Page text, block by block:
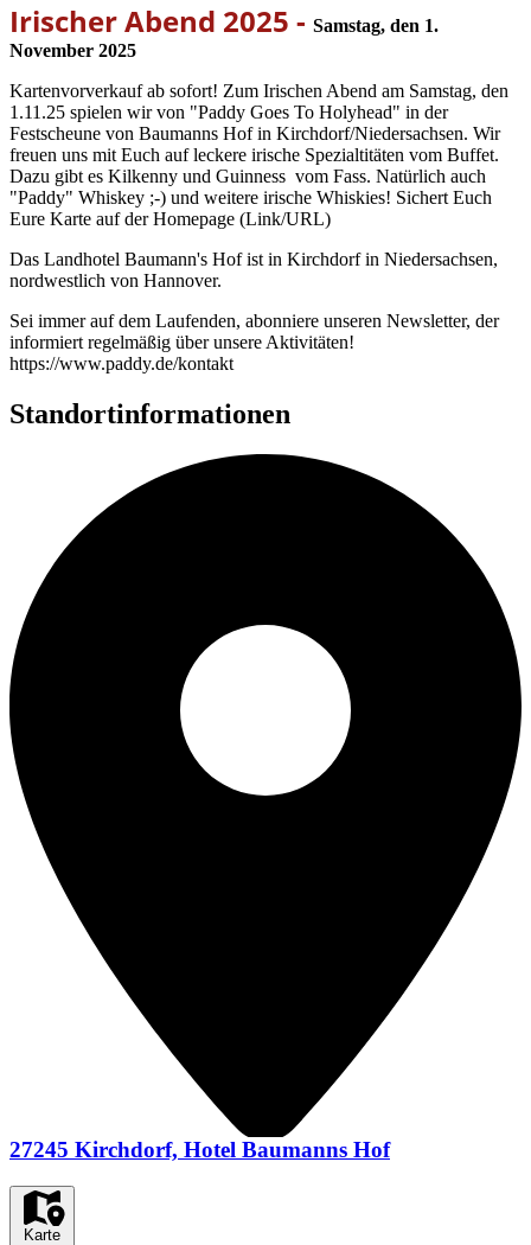
Irischer Abend 2025 - Samstag, den 1.
November 2025
Kartenvorverkauf ab sofort! Zum Irischen Abend am Samstag, den
1.11.25 spielen wir von "Paddy Goes To Holyhead" in der
Festscheune von Baumanns Hof in Kirchdorf/Niedersachsen. Wir
freuen uns mit Euch auf leckere irische Spezialtitäten vom Buffet.
Dazu gibt es Kilkenny und Guinness vom Fass. Natürlich auch
"Paddy" Whiskey ;-) und weitere irische Whiskies! Sichert Euch
Eure Karte auf der Homepage (Link/URL)
Das Landhotel Baumann's Hof ist in Kirchdorf in Niedersachsen,
nordwestlich von Hannover.
Sei immer auf dem Laufenden, abonniere unseren Newsletter, der
informiert regelmäßig über unsere Aktivitäten!
https://www.paddy.de/kontakt
Standortinformationen
27245 Kirchdorf, Hotel Baumanns Hof
Karte